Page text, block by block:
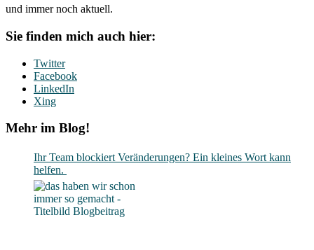
und immer noch aktuell.
Sie finden mich auch hier:
Twitter
Facebook
LinkedIn
Xing
Mehr im Blog!
Ihr Team blockiert Veränderungen? Ein kleines Wort kann
helfen.